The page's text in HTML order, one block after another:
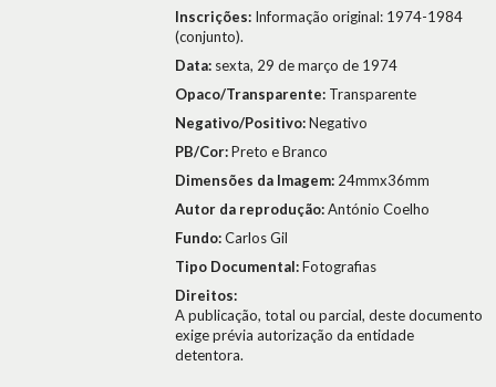
Inscrições: Informação original: 1974-1984
(conjunto).
Data: sexta, 29 de março de 1974
Opaco/Transparente: Transparente
Negativo/Positivo:Negativo
PB/Cor:Preto e Branco
Dimensões da Imagem: 24mmx36mm
Autor da reprodução:António Coelho
Fundo:Carlos Gil
Tipo Documental:Fotografias
Direitos:
A publicação, total ou parcial, deste documento
exige prévia autorização da entidade
detentora.